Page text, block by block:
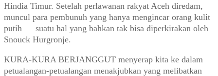
Hindia Timur. Setelah perlawanan rakyat Aceh diredam,
muncul para pembunuh yang hanya mengincar orang kulit
putih — suatu hal yang bahkan tak bisa diperkirakan oleh
Snouck Hurgronje.
KURA-KURA BERJANGGUT menyerap kita ke dalam
petualangan-petualangan menakjubkan yang melibatkan